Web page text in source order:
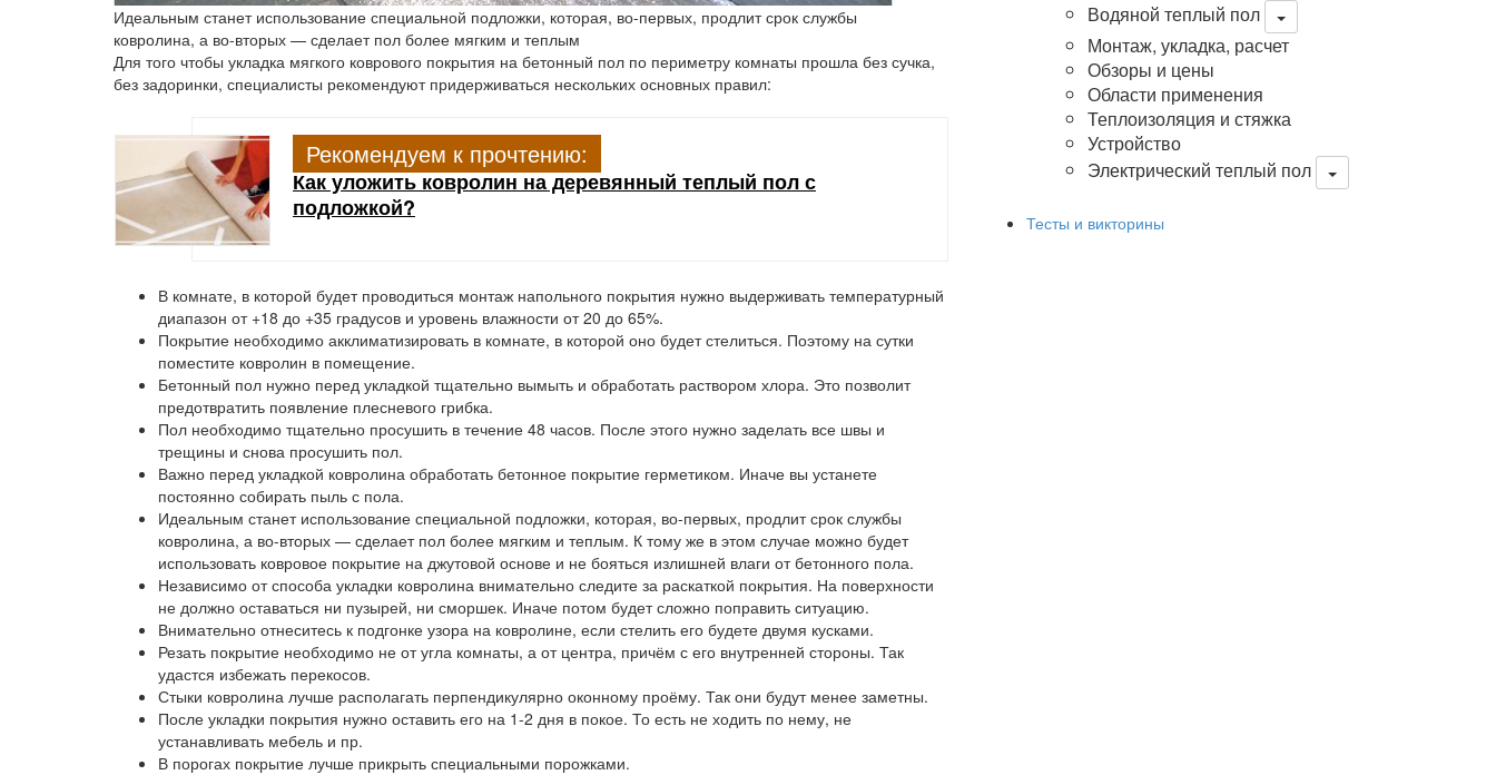
Идеальным станет использование специальной подложки, которая, во-первых, продлит срок службы
ковролина, а во-вторых — сделает пол более мягким и теплым
Для того чтобы укладка мягкого коврового покрытия на бетонный пол по периметру комнаты прошла без сучка,
без задоринки, специалисты рекомендуют придерживаться нескольких основных правил:
Рекомендуем к прочтению:
Как уложить ковролин на деревянный теплый пол с
подложкой?
В комнате, в которой будет проводиться монтаж напольного покрытия нужно выдерживать температурный
диапазон от +18 до +35 градусов и уровень влажности от 20 до 65%.
Покрытие необходимо акклиматизировать в комнате, в которой оно будет стелиться. Поэтому на сутки
поместите ковролин в помещение.
Бетонный пол нужно перед укладкой тщательно вымыть и обработать раствором хлора. Это позволит
предотвратить появление плесневого грибка.
Пол необходимо тщательно просушить в течение 48 часов. После этого нужно заделать все швы и
трещины и снова просушить пол.
Важно перед укладкой ковролина обработать бетонное покрытие герметиком. Иначе вы устанете
постоянно собирать пыль с пола.
Идеальным станет использование специальной подложки, которая, во-первых, продлит срок службы
ковролина, а во-вторых — сделает пол более мягким и теплым. К тому же в этом случае можно будет
использовать ковровое покрытие на джутовой основе и не бояться излишней влаги от бетонного пола.
Независимо от способа укладки ковролина внимательно следите за раскаткой покрытия. На поверхности
не должно оставаться ни пузырей, ни сморшек. Иначе потом будет сложно поправить ситуацию.
Внимательно отнеситесь к подгонке узора на ковролине, если стелить его будете двумя кусками.
Резать покрытие необходимо не от угла комнаты, а от центра, причём с его внутренней стороны. Так
удастся избежать перекосов.
Стыки ковролина лучше располагать перпендикулярно оконному проёму. Так они будут менее заметны.
После укладки покрытия нужно оставить его на 1-2 дня в покое. То есть не ходить по нему, не
устанавливать мебель и пр.
В порогах покрытие лучше прикрыть специальными порожками.
Водяной теплый пол
Монтаж, укладка, расчет
Обзоры и цены
Области применения
Теплоизоляция и стяжка
Устройство
Электрический теплый пол
Тесты и викторины